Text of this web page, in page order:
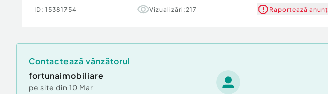
ID: 15381754 Vizualizări: 217 Raportează anunț
Contactează vânzătorul
fortunaimobiliare
pe site din 10 Mar